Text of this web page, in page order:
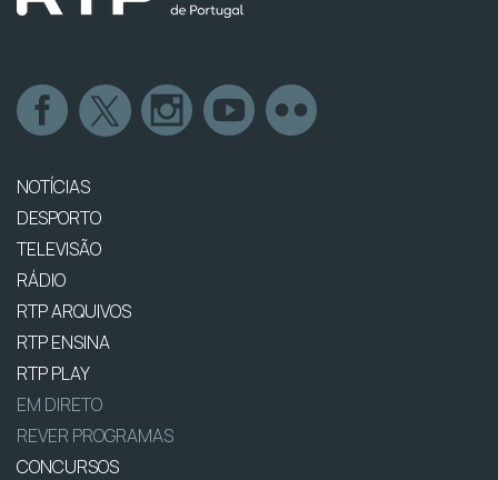
NOTÍCIAS
DESPORTO
TELEVISÃO
RÁDIO
RTP ARQUIVOS
RTP ENSINA
RTP PLAY
EM DIRETO
REVER PROGRAMAS
CONCURSOS